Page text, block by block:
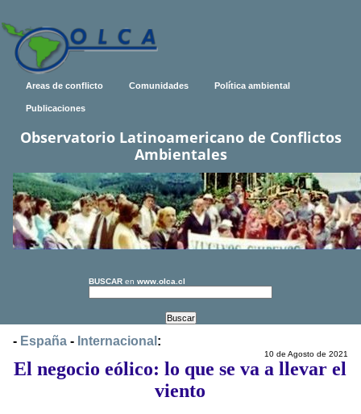
Areas de conflicto Comunidades Política ambiental
Publicaciones
Observatorio Latinoamericano de Conflictos
Ambientales
BUSCAR en www.olca.cl
- España - Internacional :
10 de Agosto de 2021
El negocio eólico: lo que se va a llevar el
viento